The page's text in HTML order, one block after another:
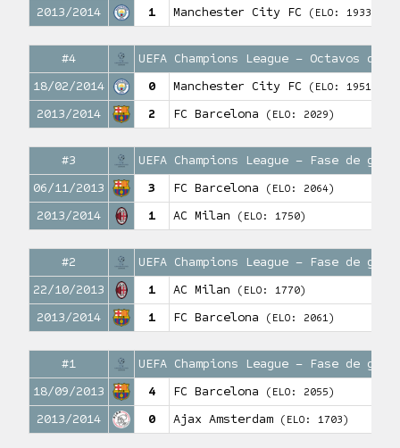
2013/2014 1 Manchester City FC (ELO: 1933)
#4
UEFA Champions League – Octavos
18/02/2014
0 Manchester City FC (ELO: 1951)
2013/2014 2 FC Barcelona (ELO: 2029)
#3
UEFA Champions League – Fase de
06/11/2013
3 FC Barcelona (ELO: 2064)
2013/2014 1 AC Milan (ELO: 1750)
#2
UEFA Champions League – Fase de
22/10/2013
1 AC Milan (ELO: 1770)
2013/2014 1 FC Barcelona (ELO: 2061)
#1
UEFA Champions League – Fase de
18/09/2013
4 FC Barcelona (ELO: 2055)
2013/2014 0 Ajax Amsterdam (ELO: 1703)